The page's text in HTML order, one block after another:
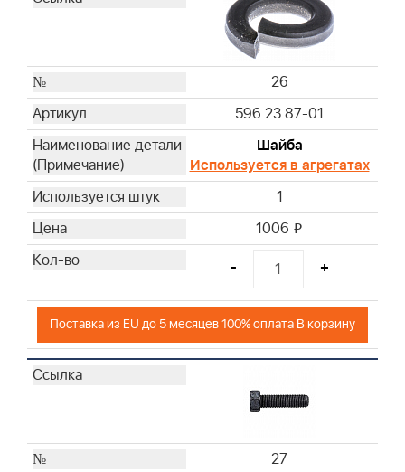
26
596 23 87-01
Шайба
Используется в агрегатах
1
1006 i
- +
Поставка из EU до 5 месяцев 100% оплата В корзину
27